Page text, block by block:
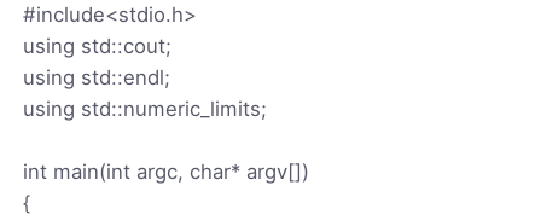
#include<stdio.h>
using std::cout;
using std::endl;
using std::numeric_limits;
int main(int argc, char* argv[])
{